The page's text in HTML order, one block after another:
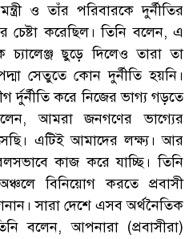
ও তাঁর পরিবারকে দুর্নীতির
করেছিল। তিনি বলেন, এ
চ্যালেঞ্জ ছুড়ে দিলেও তারা তা
সেতুতে কোন দুর্নীতি হয়নি।
র্দুর্নীতি করে নিজের ভাগ্য গড়তে
আমরা জনগণের ভাগ্যের
এটিই আমাদের লক্ষ্য। আর
কাজ করে যাচ্ছি। তিনি
বিনিয়োগ করতে প্রবাসী
সারা দেশে এসব অর্থনৈতিক
বলেন, আপনারা (প্রবাসীরা)